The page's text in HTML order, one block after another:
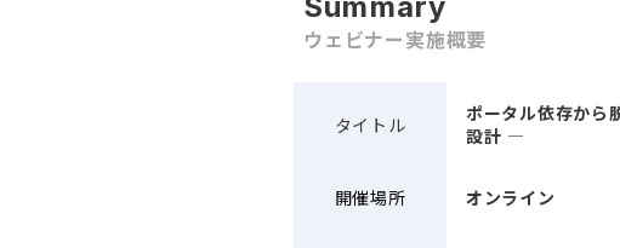
Summary
ウェビナー実施概要
タイトル
ポータル依存から
設計 ―
開催場所 オンライン